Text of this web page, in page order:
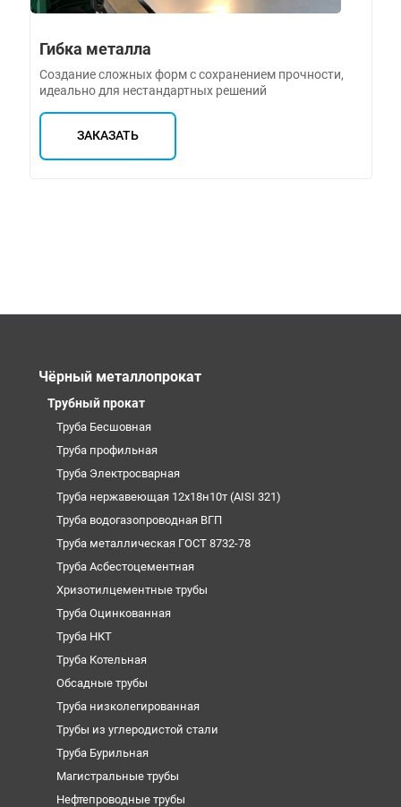
Гибка металла
Создание сложных форм с сохранением прочности,
идеально для нестандартных решений
ЗАКАЗАТЬ
Чёрный металлопрокат
Трубный прокат
Труба Бесшовная
Труба профильная
Труба Электросварная
Труба нержавеющая 12х18н10т (AISI 321)
Труба водогазопроводная ВГП
Труба металлическая ГОСТ 8732-78
Труба Асбестоцементная
Хризотилцементные трубы
Труба Оцинкованная
Труба НКТ
Труба Котельная
Обсадные трубы
Труба низколегированная
Трубы из углеродистой стали
Труба Бурильная
Магистральные трубы
Нефтепроводные трубы